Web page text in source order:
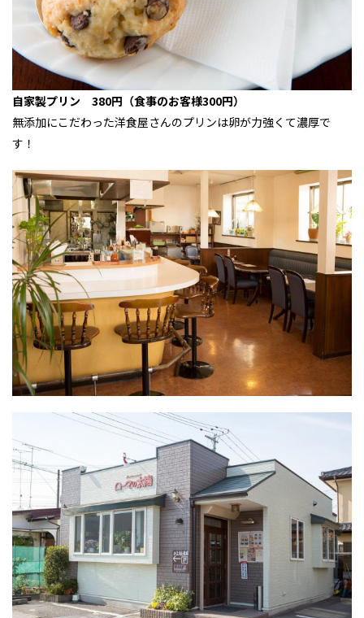
自家製プリン 380円（食事のお客様300円）
無添加にこだわった洋食屋さんのプリンは卵が力強くて濃厚で
す！